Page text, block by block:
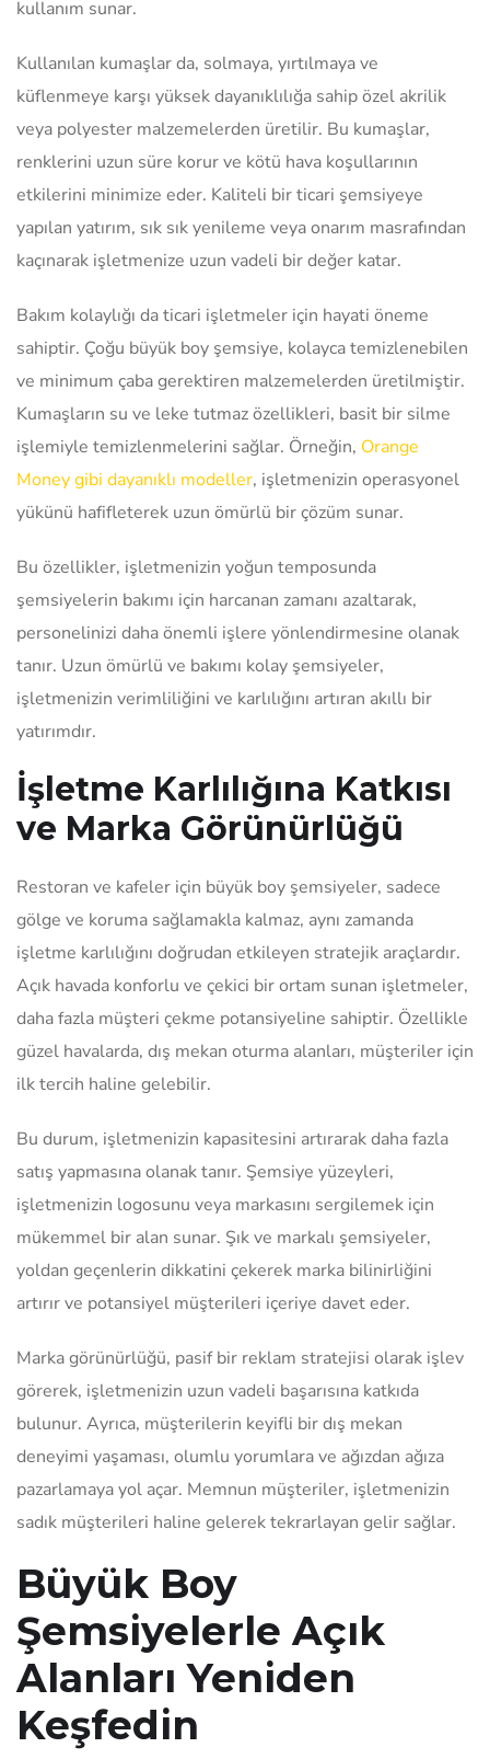
kullanım sunar.
Kullanılan kumaşlar da, solmaya, yırtılmaya ve
küflenmeye karşı yüksek dayanıklılığa sahip özel akrilik
veya polyester malzemelerden üretilir. Bu kumaşlar,
renklerini uzun süre korur ve kötü hava koşullarının
etkilerini minimize eder. Kaliteli bir ticari şemsiyeye
yapılan yatırım, sık sık yenileme veya onarım masrafından
kaçınarak işletmenize uzun vadeli bir değer katar.
Bakım kolaylığı da ticari işletmeler için hayati öneme
sahiptir. Çoğu büyük boy şemsiye, kolayca temizlenebilen
ve minimum çaba gerektiren malzemelerden üretilmiştir.
Kumaşların su ve leke tutmaz özellikleri, basit bir silme
işlemiyle temizlenmelerini sağlar. Örneğin, Orange
Money gibi dayanıklı modeller, işletmenizin operasyonel
yükünü hafifleterek uzun ömürlü bir çözüm sunar.
Bu özellikler, işletmenizin yoğun temposunda
şemsiyelerin bakımı için harcanan zamanı azaltarak,
personelinizi daha önemli işlere yönlendirmesine olanak
tanır. Uzun ömürlü ve bakımı kolay şemsiyeler,
işletmenizin verimliliğini ve karlılığını artıran akıllı bir
yatırımdır.
İşletme Karlılığına Katkısı
ve Marka Görünürlüğü
Restoran ve kafeler için büyük boy şemsiyeler, sadece
gölge ve koruma sağlamakla kalmaz, aynı zamanda
işletme karlılığını doğrudan etkileyen stratejik araçlardır.
Açık havada konforlu ve çekici bir ortam sunan işletmeler,
daha fazla müşteri çekme potansiyeline sahiptir. Özellikle
güzel havalarda, dış mekan oturma alanları, müşteriler için
ilk tercih haline gelebilir.
Bu durum, işletmenizin kapasitesini artırarak daha fazla
satış yapmasına olanak tanır. Şemsiye yüzeyleri,
işletmenizin logosunu veya markasını sergilemek için
mükemmel bir alan sunar. Şık ve markalı şemsiyeler,
yoldan geçenlerin dikkatini çekerek marka bilinirliğini
artırır ve potansiyel müşterileri içeriye davet eder.
Marka görünürlüğü, pasif bir reklam stratejisi olarak işlev
görerek, işletmenizin uzun vadeli başarısına katkıda
bulunur. Ayrıca, müşterilerin keyifli bir dış mekan
deneyimi yaşaması, olumlu yorumlara ve ağızdan ağıza
pazarlamaya yol açar. Memnun müşteriler, işletmenizin
sadık müşterileri haline gelerek tekrarlayan gelir sağlar.
Büyük Boy
Şemsiyelerle Açık
Alanları Yeniden
Keşfedin